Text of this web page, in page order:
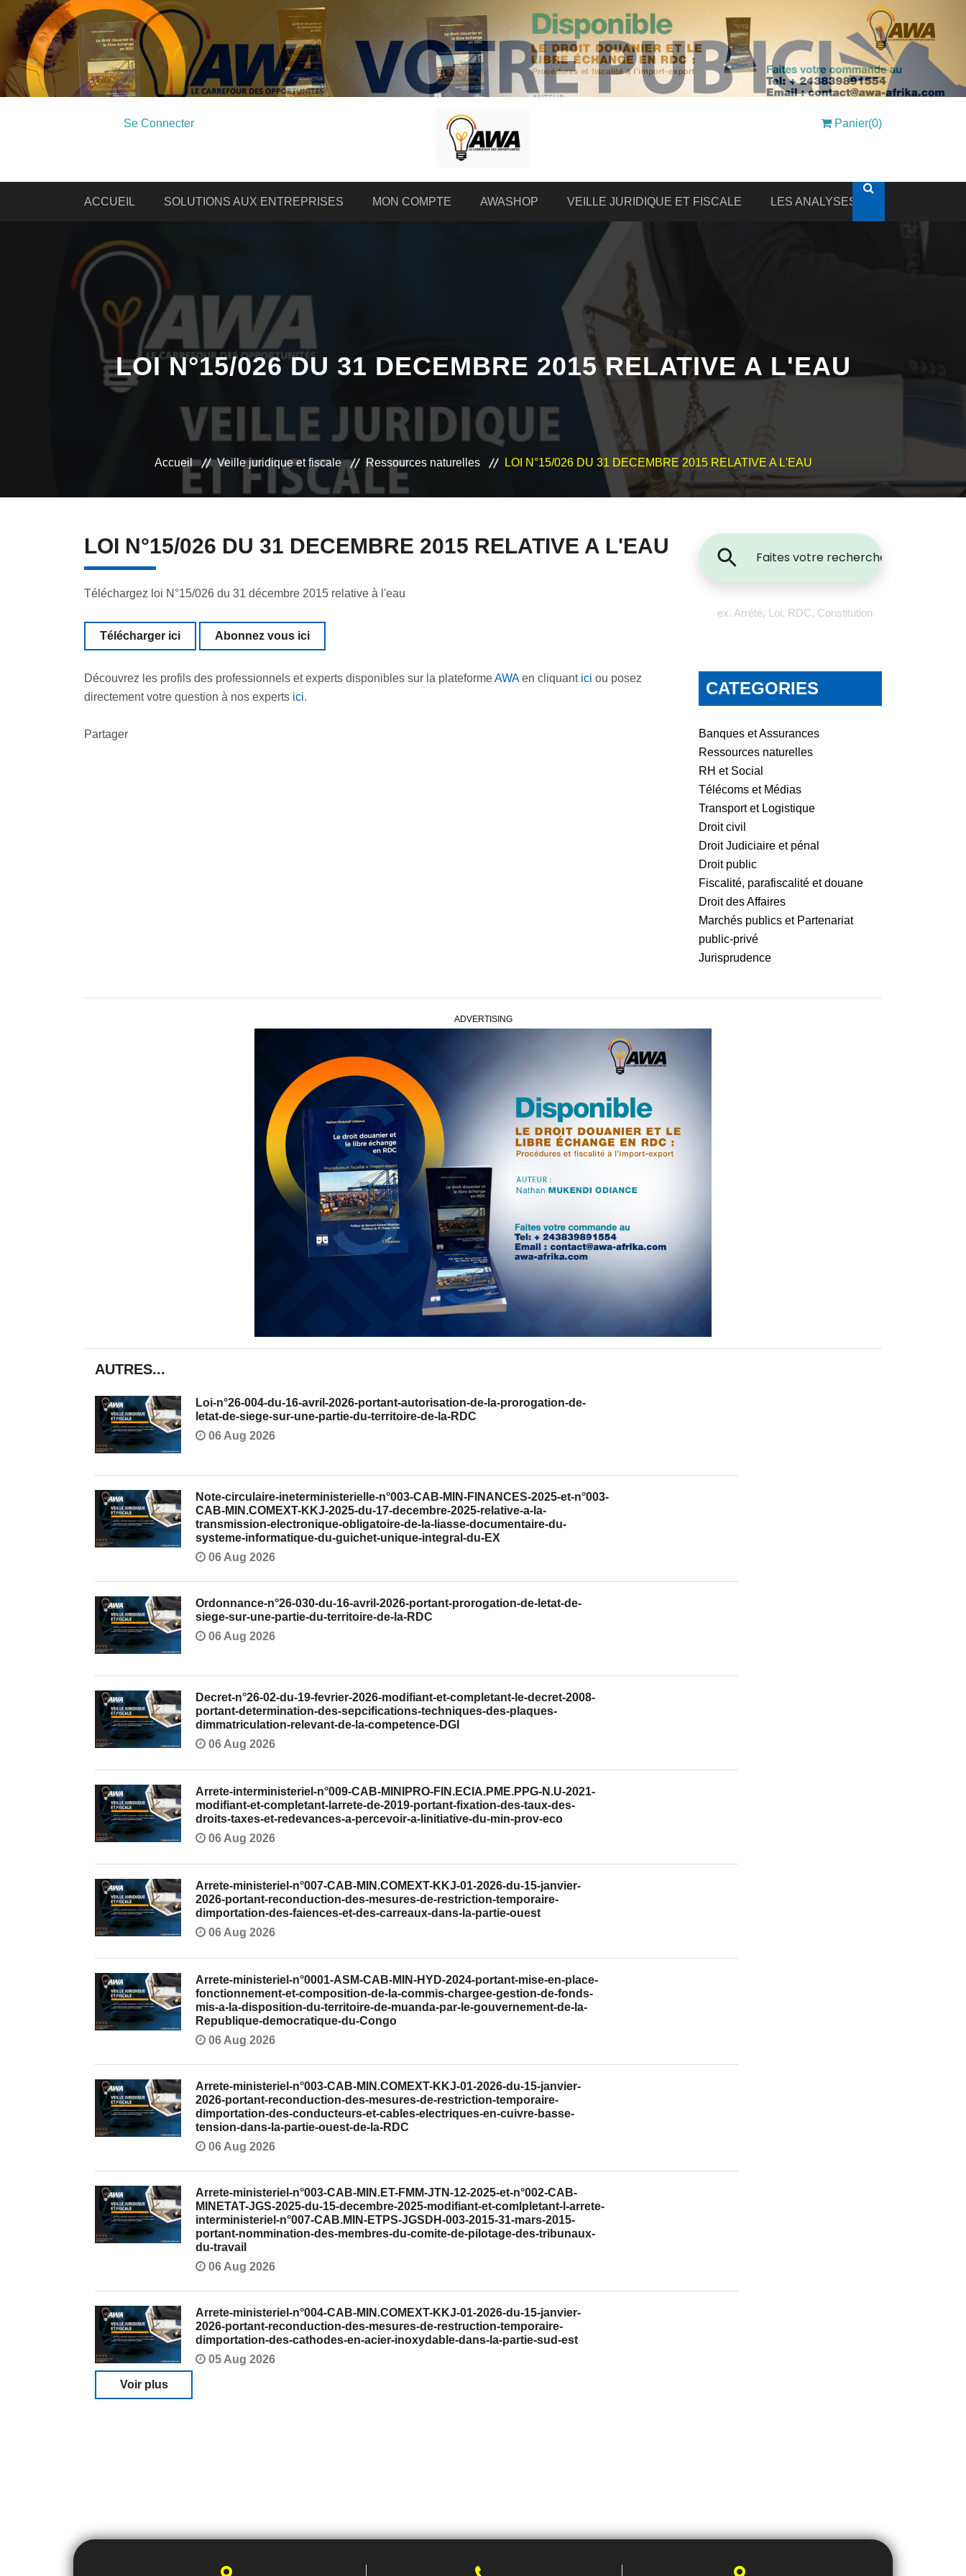
Se Connecter Panier(0)
ACCUEIL SOLUTIONS AUX ENTREPRISES MON COMPTE AWASHOP VEILLE JURIDIQUE ET FISCALE LES ANALYSES
LOI N°15/026 DU 31 DECEMBRE 2015 RELATIVE A L'EAU
Accueil Veille juridique et fiscale Ressources naturelles LOI N°15/026 DU 31 DECEMBRE 2015 RELATIVE A L'EAU
LOI N°15/026 DU 31 DECEMBRE 2015 RELATIVE A L'EAU
Téléchargez loi N°15/026 du 31 décembre 2015 relative à l'eau
Télécharger ici Abonnez vous ici
Découvrez les profils des professionnels et experts disponibles sur la plateformeAWAen cliquant ici ou posez
directement votre question à nos experts ici.
Partager
ex. Arrété, Loi, RDC, Constitution
CATEGORIES
Banques et Assurances
Ressources naturelles
RH et Social
Télécoms et Médias
Transport et Logistique
Droit civil
Droit Judiciaire et pénal
Droit public
Fiscalité, parafiscalité et douane
Droit des Affaires
Marchés publics et Partenariat
public-privé
Jurisprudence
ADVERTISING
AUTRES...
Loi-n°26-004-du-16-avril-2026-portant-autorisation-de-la-prorogation-de-
letat-de-siege-sur-une-partie-du-territoire-de-la-RDC
06 Aug 2026
Note-circulaire-ineterministerielle-n°003-CAB-MIN-FINANCES-2025-et-n°003-
CAB-MIN.COMEXT-KKJ-2025-du-17-decembre-2025-relative-a-la-
transmission-electronique-obligatoire-de-la-liasse-documentaire-du-
systeme-informatique-du-guichet-unique-integral-du-EX
06 Aug 2026
Ordonnance-n°26-030-du-16-avril-2026-portant-prorogation-de-letat-de-
siege-sur-une-partie-du-territoire-de-la-RDC
06 Aug 2026
Decret-n°26-02-du-19-fevrier-2026-modifiant-et-completant-le-decret-2008-
portant-determination-des-sepcifications-techniques-des-plaques-
dimmatriculation-relevant-de-la-competence-DGI
06 Aug 2026
Arrete-interministeriel-n°009-CAB-MINIPRO-FIN.ECIA.PME.PPG-N.U-2021-
modifiant-et-completant-larrete-de-2019-portant-fixation-des-taux-des-
droits-taxes-et-redevances-a-percevoir-a-linitiative-du-min-prov-eco
06 Aug 2026
Arrete-ministeriel-n°007-CAB-MIN.COMEXT-KKJ-01-2026-du-15-janvier-
2026-portant-reconduction-des-mesures-de-restriction-temporaire-
dimportation-des-faiences-et-des-carreaux-dans-la-partie-ouest
06 Aug 2026
Arrete-ministeriel-n°0001-ASM-CAB-MIN-HYD-2024-portant-mise-en-place-
fonctionnement-et-composition-de-la-commis-chargee-gestion-de-fonds-
mis-a-la-disposition-du-territoire-de-muanda-par-le-gouvernement-de-la-
Republique-democratique-du-Congo
06 Aug 2026
Arrete-ministeriel-n°003-CAB-MIN.COMEXT-KKJ-01-2026-du-15-janvier-
2026-portant-reconduction-des-mesures-de-restriction-temporaire-
dimportation-des-conducteurs-et-cables-electriques-en-cuivre-basse-
tension-dans-la-partie-ouest-de-la-RDC
06 Aug 2026
Arrete-ministeriel-n°003-CAB-MIN.ET-FMM-JTN-12-2025-et-n°002-CAB-
MINETAT-JGS-2025-du-15-decembre-2025-modifiant-et-comlpletant-l-arrete-
interministeriel-n°007-CAB.MIN-ETPS-JGSDH-003-2015-31-mars-2015-
portant-nommination-des-membres-du-comite-de-pilotage-des-tribunaux-
du-travail
06 Aug 2026
Arrete-ministeriel-n°004-CAB-MIN.COMEXT-KKJ-01-2026-du-15-janvier-
2026-portant-reconduction-des-mesures-de-restruction-temporaire-
dimportation-des-cathodes-en-acier-inoxydable-dans-la-partie-sud-est
05 Aug 2026
Voir plus